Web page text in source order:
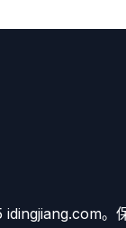
。